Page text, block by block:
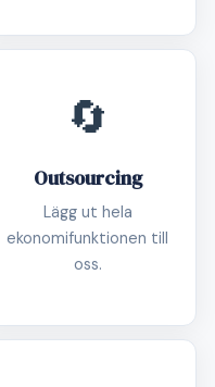
🔄
Outsourcing
Lägg ut hela
ekonomifunktionen till
oss.